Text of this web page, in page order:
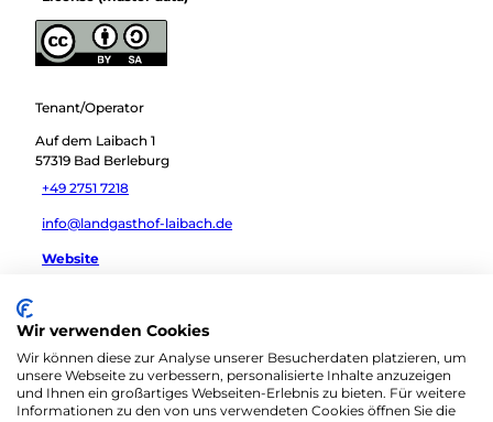
Tenant/Operator
Auf dem Laibach 1
57319 Bad Berleburg
+49 2751 7218
info@landgasthof-laibach.de
Website
Travel by public transport
Sketch route
Wir verwenden Cookies
Wir können diese zur Analyse unserer Besucherdaten platzieren, um
unsere Webseite zu verbessern, personalisierte Inhalte anzuzeigen
und Ihnen ein großartiges Webseiten-Erlebnis zu bieten. Für weitere
Informationen zu den von uns verwendeten Cookies öffnen Sie die